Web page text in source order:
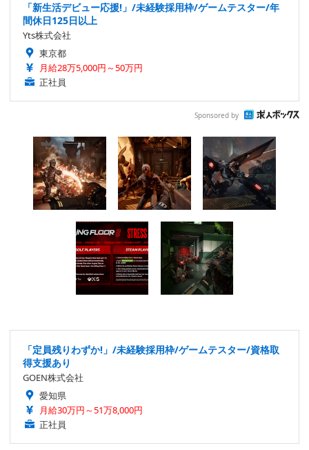
「新生活デビュー応援!」/未経験採用枠/ゲームテスター/年
間休日125日以上
Yts株式会社
東京都
月給28万5,000円～50万円
正社員
Sponsored by
「定員残りわずか!」/未経験採用枠/ゲームテスター/資格取
得支援あり
GOEN株式会社
愛知県
月給30万円～51万8,000円
正社員